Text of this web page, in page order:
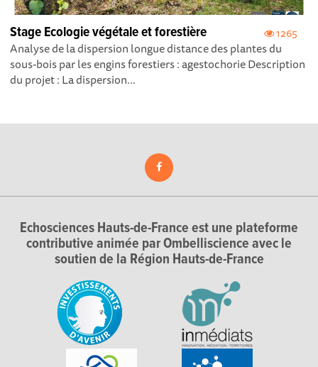
1265
Stage Ecologie végétale et forestière
Analyse de la dispersion longue distance des plantes du
sous-bois par les engins forestiers : agestochorie Description
du projet : La dispersion...
Echosciences Hauts-de-France est une plateforme
contributive animée par Ombelliscience avec le
soutien de la Région Hauts-de-France